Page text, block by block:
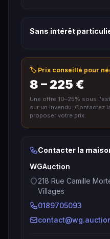
Sans intérêt
🏷️ Prix conseillé pour
8 – 225 €
Une offre 10–25% sous
sur un invendu. Contactez
proposer votre prix.
Contacter la
WGAuction
218 Rue Camille
Villages
0189705093